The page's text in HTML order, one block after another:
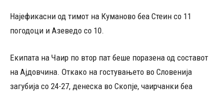
Најефикасни од тимот на Куманово беа Стеин со 11
погодоци и Азеведо со 10.
Екипата на Чаир по втор пат беше поразена од составот
на Ајдовчина. Откако на гостувањето во Словенија
загубија со 24-27, денеска во Скопје, чаирчанки беа